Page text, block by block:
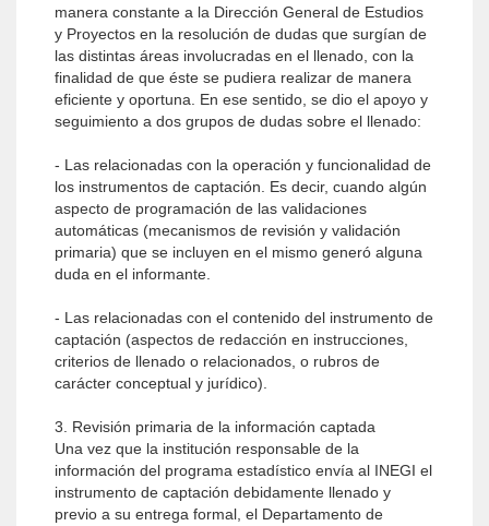
manera constante a la Dirección General de Estudios
y Proyectos en la resolución de dudas que surgían de
las distintas áreas involucradas en el llenado, con la
finalidad de que éste se pudiera realizar de manera
eficiente y oportuna. En ese sentido, se dio el apoyo y
seguimiento a dos grupos de dudas sobre el llenado:
- Las relacionadas con la operación y funcionalidad de
los instrumentos de captación. Es decir, cuando algún
aspecto de programación de las validaciones
automáticas (mecanismos de revisión y validación
primaria) que se incluyen en el mismo generó alguna
duda en el informante.
- Las relacionadas con el contenido del instrumento de
captación (aspectos de redacción en instrucciones,
criterios de llenado o relacionados, o rubros de
carácter conceptual y jurídico).
3. Revisión primaria de la información captada
Una vez que la institución responsable de la
información del programa estadístico envía al INEGI el
instrumento de captación debidamente llenado y
previo a su entrega formal, el Departamento de